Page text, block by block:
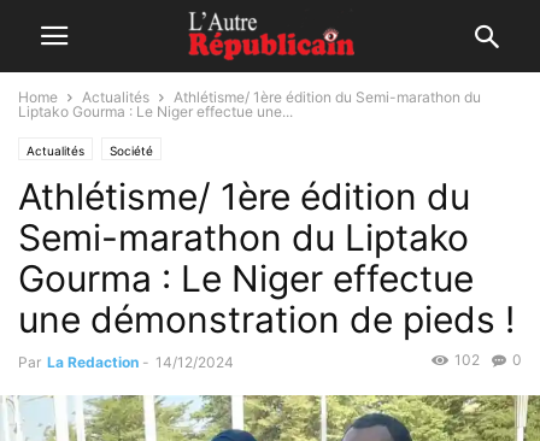
Home Actualités
Athlétisme/ 1ère édition du Semi-marathon du
Liptako Gourma : Le Niger effectue une...
Actualités Société
Athlétisme/ 1ère édition du
Semi-marathon du Liptako
Gourma : Le Niger effectue
une démonstration de pieds !
Par La Redaction - 14/12/2024 0
102